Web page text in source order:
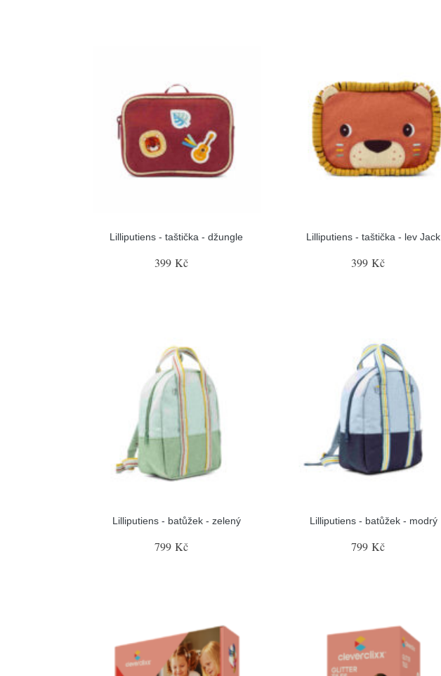
Lilliputiens - taštička - džungle
399 Kč
Lilliputiens - taštička - lev Jack
399 Kč
Lilliputiens - batůžek - zelený
799 Kč
Lilliputiens - batůžek - modrý
799 Kč